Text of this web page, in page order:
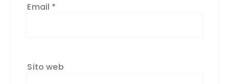
Email *
Sito web